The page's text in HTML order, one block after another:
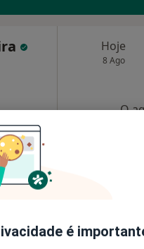
75 €
Hoje
8 Ago
O
é